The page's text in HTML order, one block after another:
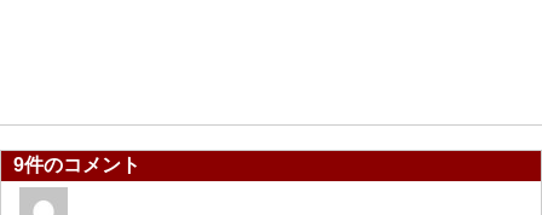
9件のコメント